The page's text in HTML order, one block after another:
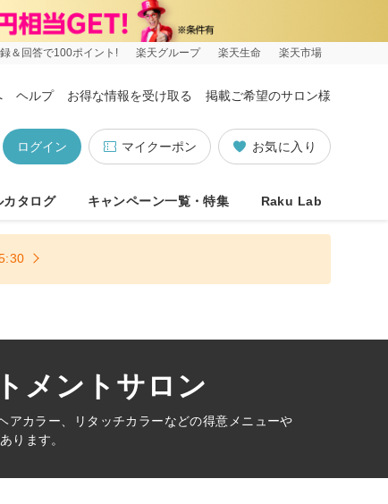
＆回答で100ポイント! 楽天グループ 楽天生命 楽天市場
ヘルプ お得な情報を受け取る 掲載ご希望のサロン様
お気に入り
マイクーポン
ログイン
カタログ キャンペーン一覧・特集 Raku Lab
メントサロン
カラー、リタッチカラーなどの得意メニューや
ります。